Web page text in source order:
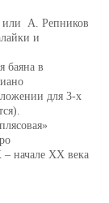
или А. Репников
и
баяна в
для 3-х
начале XX века